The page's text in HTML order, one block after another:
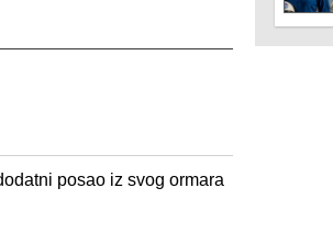
posao iz svog ormara